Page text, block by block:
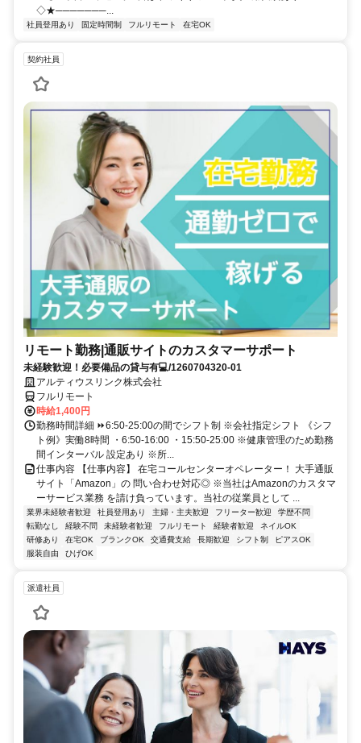
◇★───────...
社員登用あり 固定時間制 フルリモート 在宅OK
契約社員
リモート勤務|通販サイトのカスタマーサポート
未経験歓迎！必要備品の貸与有💻/1260704320-01
アルティウスリンク株式会社
フルリモート
時給1,400円
勤務時間詳細 ⏩6:50-25:00の間でシフト制 ※会社指定シフト 《シフ
ト例》実働8時間 ・6:50-16:00 ・15:50-25:00 ※健康管理のため勤務
間インターバル 設定あり ※所...
仕事内容 【仕事内容】 在宅コールセンターオペレーター！ 大手通販
サイト「Amazon」の 問い合わせ対応◎ ※当社はAmazonのカスタマ
ーサービス業務 を請け負っています。当社の従業員として ...
業界未経験者歓迎 社員登用あり 主婦・主夫歓迎 フリーター歓迎
学歴不問
転勤なし
経験不問 未経験者歓迎 フルリモート 経験者歓迎
ネイルOK
研修あり
在宅OK ブランクOK 交通費支給 長期歓迎 シフト制
ピアスOK
服装自由
ひげOK
派遣社員